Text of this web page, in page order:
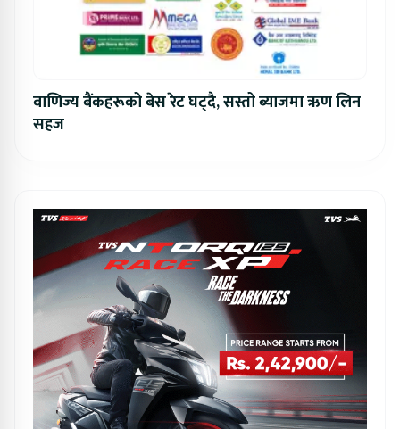
वाणिज्य बैंकहरूको बेस रेट घट्दै, सस्तो ब्याजमा ऋण लिन
सहज